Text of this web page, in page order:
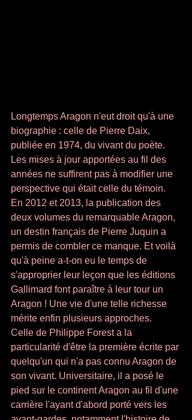
Longtemps Aragon n'eut droit qu'à une
biographie : celle de Pierre Daix,
publiée en 1974, du vivant du poète.
Les mises à jour apportées au fil des
années ne suffirent pas à modifier une
perspec­tive qui était celle du témoin.
En 2012 et 2013, la publication des
deux volumes du remarquable Aragon,
un destin français de Pierre Juquin a
permis de combler ce manque. Et voilà
qu'à peine a-t-on eu le temps de
s'approprier leur leçon que les éditions
Gallimard font pa­raître à leur tour un
Aragon ! Une vie d'une telle richesse
mérite enfin plusieurs approches.
Celle de Philippe Forest a la
particularité d'être la pre­mière écrite par
quelqu'un qui n'a pas connu Aragon de
son vivant. Universitaire, il a posé le
pied sur le continent Aragon au fil d'une
carrière l'ayant d'abord porté vers les